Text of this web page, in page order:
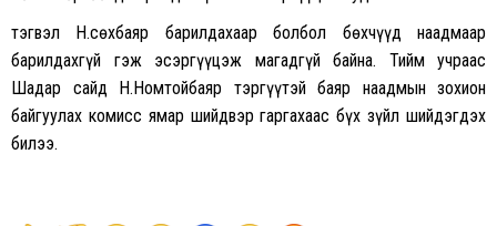
тэгвэл Н.Өсөхбаяр барилдахаар болбол бөхчүүд наадмаар
барилдахгүй гэж эсэргүүцэж магадгүй байна. Тийм учраас
Шадар сайд Н.Номтойбаяр тэргүүтэй баяр наадмын зохион
байгуулах комисс ямар шийдвэр гаргахаас бүх зүйл шийдэгдэх
билээ.